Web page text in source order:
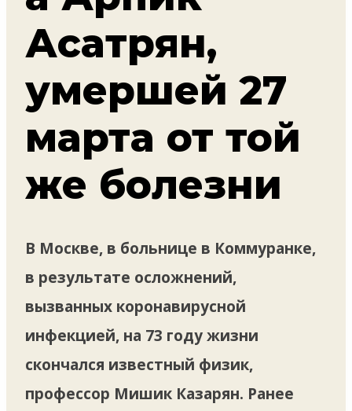
Асатрян,
умершей 27
марта от той
же болезни
В Москве, в больнице в Коммуранке,
в результате осложнений,
вызванных коронавирусной
инфекцией, на 73 году жизни
скончался известный физик,
профессор Мишик Казарян. Ранее